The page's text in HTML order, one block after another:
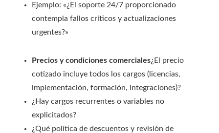
Ejemplo: «¿El soporte 24/7 proporcionado
contempla fallos críticos y actualizaciones
urgentes?»
Precios y condiciones comerciales¿El precio
cotizado incluye todos los cargos (licencias,
implementación, formación, integraciones)?
¿Hay cargos recurrentes o variables no
explicitados?
¿Qué política de descuentos y revisión de